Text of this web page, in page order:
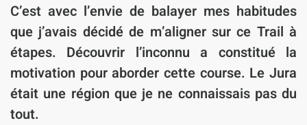
C’est avec l’envie de balayer mes habitudes
que j’avais décidé de m’aligner sur ce Trail à
étapes. Découvrir l’inconnu a constitué la
motivation pour aborder cette course. Le Jura
était une région que je ne connaissais pas du
tout.